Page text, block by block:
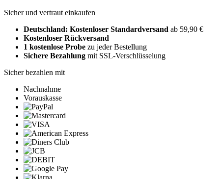
Sicher und vertraut einkaufen
Deutschland: Kostenloser Standardversand ab 59,90 €
Kostenloser Rückversand
1 kostenlose Probe zu jeder Bestellung
Sichere Bezahlung mit SSL-Verschlüsselung
Sicher bezahlen mit
Nachnahme
Vorauskasse